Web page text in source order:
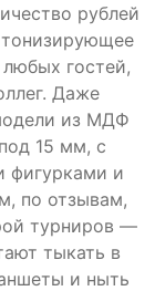
рублей
гостей,
Даже
из МДФ
15 мм, с
фигурками и
по отзывам,
турниров —
тыкать в
и ныть